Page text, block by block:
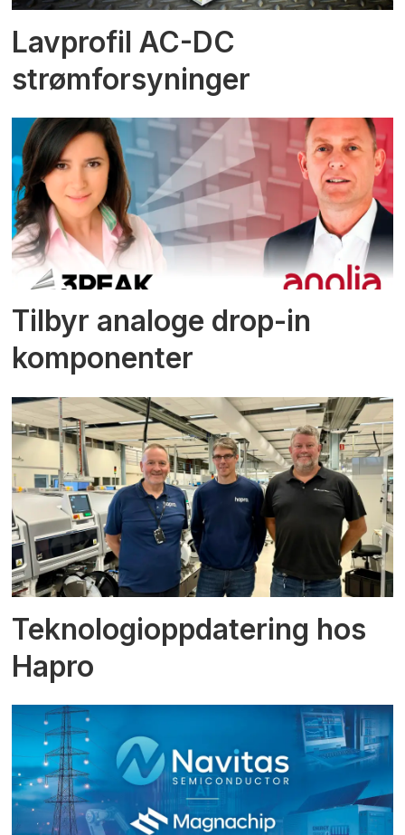
Lavprofil AC-DC
strømforsyninger
Tilbyr analoge drop-in
komponenter
Teknologioppdatering hos
Hapro